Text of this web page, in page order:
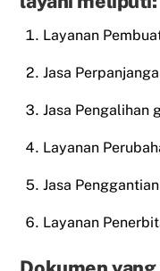
Layanan
Jasa
Jasa Pengalihan
Layanan
Jasa
Layanan